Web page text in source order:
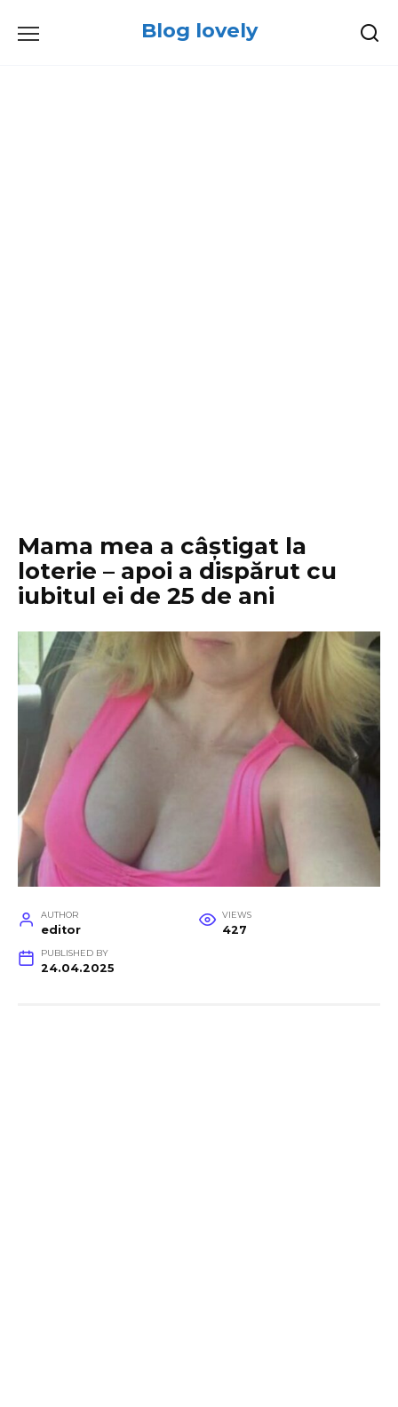
Blog lovely
Mama mea a câștigat la
loterie – apoi a dispărut cu
iubitul ei de 25 de ani
AUTHOR
editor
VIEWS
427
PUBLISHED BY
24.04.2025